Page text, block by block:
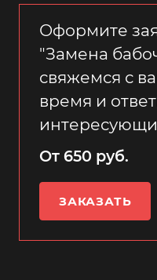
Оформите
"Замена
свяжемся с
время и
От 650 руб.
ЗАКАЗАТЬ